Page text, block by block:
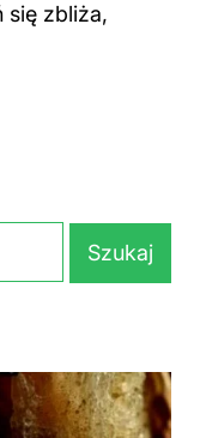
się zbliża,